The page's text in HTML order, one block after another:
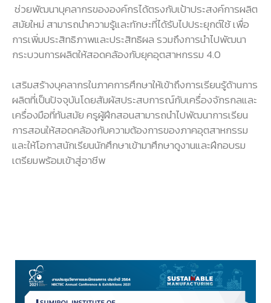
ช่วยพัฒนาบุคลากรขององค์กรได้ตรงกับเป้าประสงค์การผลิต
สมัยใหม่ สามารถนำความรู้และทักษะที่ได้รับไปประยุกต์ใช้ เพื่อ
การเพิ่มประสิทธิภาพและประสิทธิผล รวมถึงการนำไปพัฒนา
กระบวนการผลิตให้สอดคล้องกับยุคอุตสาหกรรม 4.0
เสริมสร้างบุคลากรในภาคการศึกษาให้เข้าถึงการเรียนรู้ด้านการ
ผลิตที่เป็นปัจจุบันโดยสัมผัสประสบการณ์กับเครื่องจักรกลและ
เครื่องมือที่ทันสมัย ครูผู้ฝึกสอนสามารถนำไปพัฒนาการเรียน
การสอนให้สอดคล้องกับความต้องการของภาคอุตสาหกรรม
และให้โอกาสนักเรียนนักศึกษาเข้ามาศึกษาดูงานและฝึกอบรม
เตรียมพร้อมเข้าสู่อาชีพ